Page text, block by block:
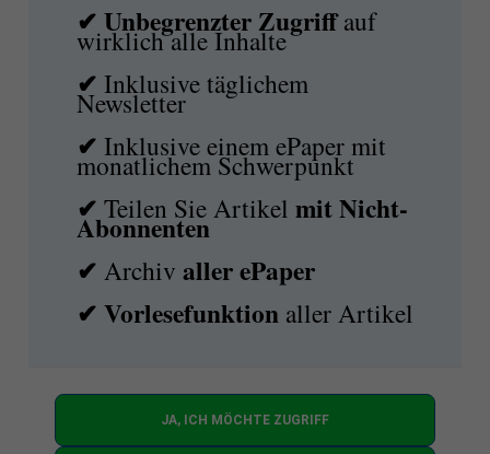
✔ Unbegrenzter Zugriffauf
wirklich alle Inhalte
✔Inklusive täglichem
Newsletter
✔Inklusive einem ePaper mit
monatlichem Schwerpunkt
✔Teilen Sie ArtikelmitNicht-
Abonnenten
✔Archivaller ePaper
✔Vorlesefunktion aller Artikel
JA, ICH MÖCHTE ZUGRIFF